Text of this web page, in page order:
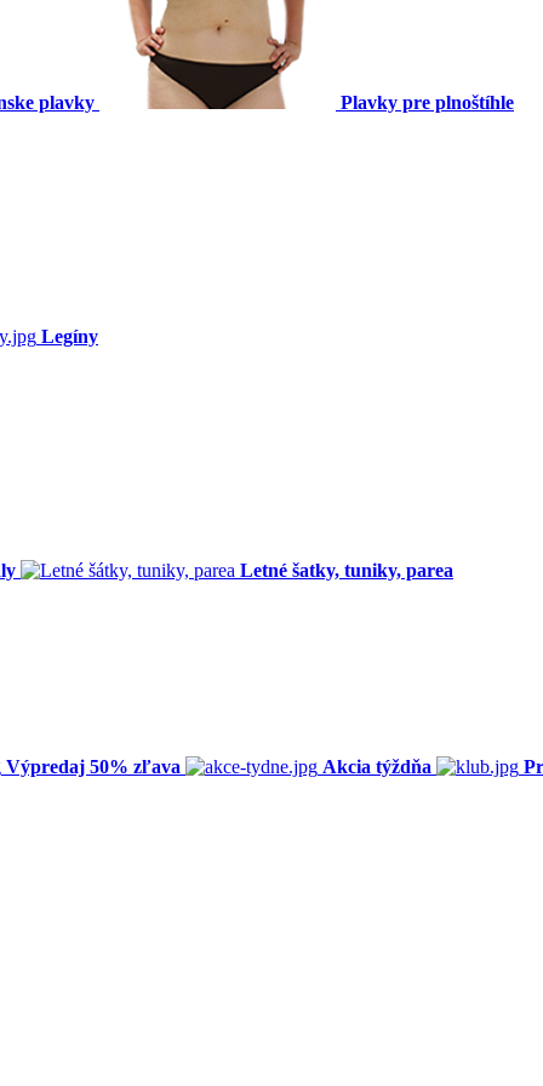
plavky Plavky pre plnoštíhle
Legíny
Letné šatky, tuniky, parea
Výpredaj 50% zľava Akcia týždňa